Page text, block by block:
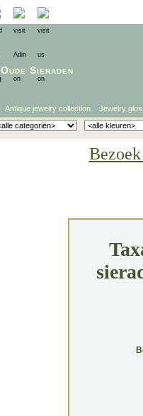
Oude Sieraden
Antique jewelry collection Jewelry